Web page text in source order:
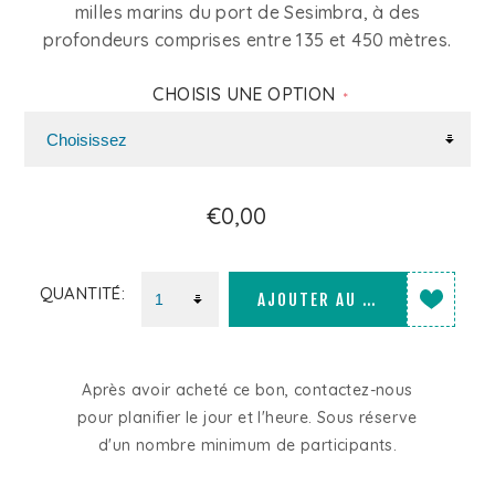
milles marins du port de Sesimbra, à des
profondeurs comprises entre 135 et 450 mètres.
CHOISIS UNE OPTION *
€0,00
QUANTITÉ: AJOUTER AU PANIER
Après avoir acheté ce bon, contactez-nous
pour planifier le jour et l'heure. Sous réserve
d'un nombre minimum de participants.